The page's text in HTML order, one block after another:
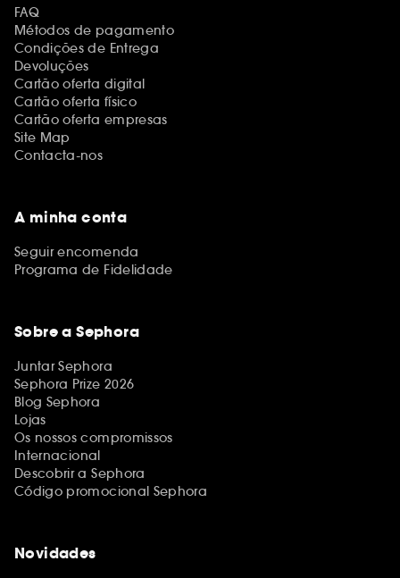
FAQ
Métodos de pagamento
Condições de Entrega
Devoluções
Cartão oferta digital
Cartão oferta físico
Cartão oferta empresas
Site Map
Contacta-nos
A minha conta
Seguir encomenda
Programa de Fidelidade
Sobre a Sephora
Juntar Sephora
Sephora Prize 2026
Blog Sephora
Lojas
Os nossos compromissos
Internacional
Descobrir a Sephora
Código promocional Sephora
Novidades